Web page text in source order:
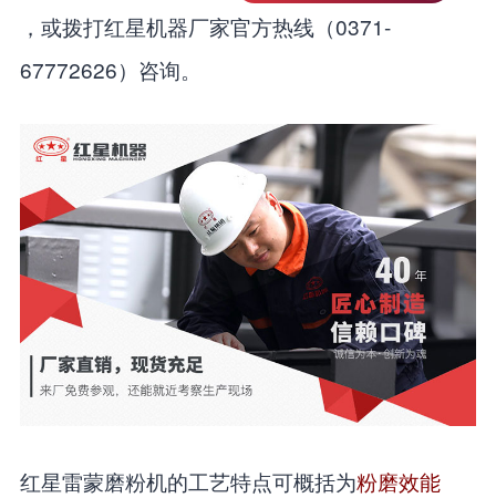
，或拨打红星机器厂家官方热线（0371-
67772626）咨询。
红星雷蒙磨粉机的工艺特点可概括为粉磨效能